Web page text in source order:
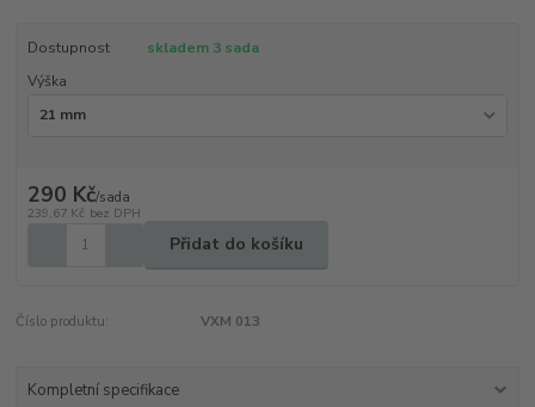
Dostupnost
skladem 3 sada
Výška
290 Kč/sada
239,67 Kč bez DPH
Přidat do košíku
Číslo produktu: VXM 013
Kompletní specifikace